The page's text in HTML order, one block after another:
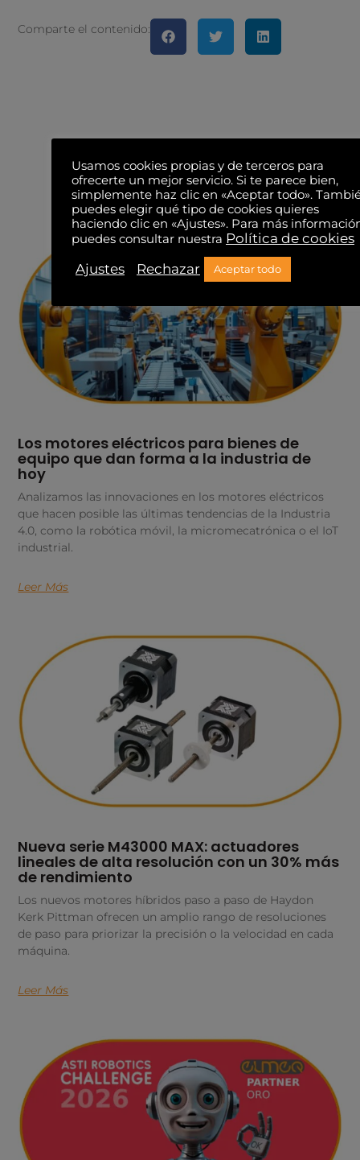
Comparte el contenido:
También te puede
interesar...
Los motores eléctricos para bienes de
equipo que dan forma a la industria de
hoy
Analizamos las innovaciones en los motores eléctricos
que hacen posible las últimas tendencias de la Industria
4.0, como la robótica móvil, la micromecatrónica o el IoT
industrial.
Leer Más
Nueva serie M43000 MAX: actuadores
lineales de alta resolución con un 30% más
de rendimiento
Los nuevos motores híbridos paso a paso de Haydon
Kerk Pittman ofrecen un amplio rango de resoluciones
de paso para priorizar la precisión o la velocidad en cada
máquina.
Leer Más
Usamos cookies propias y de terceros para
ofrecerte un mejor servicio. Si te parece bien,
simplemente haz clic en «Aceptar todo».
puedes elegir qué tipo de cookies quieres
haciendo clic en «Ajustes». Para más
puedes consultar nuestra Política de cookies
Ajustes
Rechazar Aceptar todo